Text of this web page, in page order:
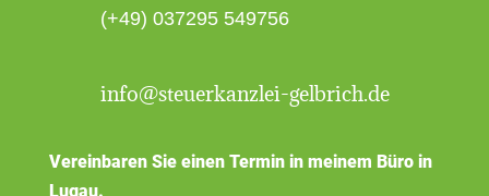
(+49) 037295 549756
info@steuerkanzlei-gelbrich.de
Vereinbaren Sie einen Termin in meinem Büro in
Lugau.